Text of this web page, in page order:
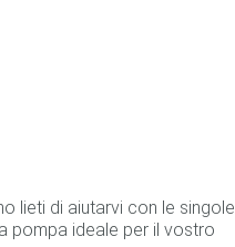
lieti di aiutarvi con le singole
pompa ideale per il vostro